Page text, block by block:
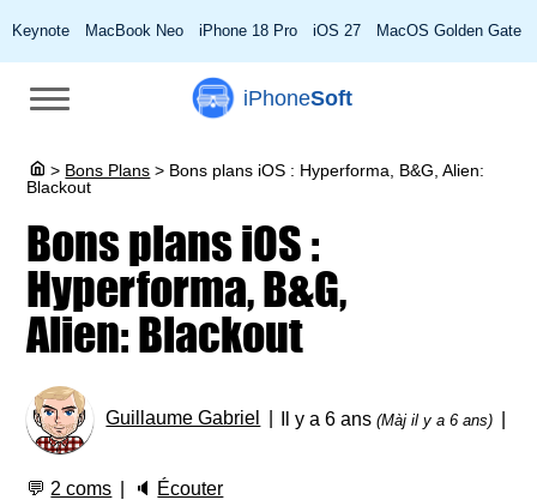
Keynote MacBook Neo iPhone 18 Pro iOS 27 MacOS Golden Gate
iPhoneSoft
> Bons Plans > Bons plans iOS : Hyperforma, B&G, Alien:
Blackout
Bons plans iOS :
Hyperforma, B&G,
Alien: Blackout
Guillaume Gabriel Il y a 6 ans(Màj il y a 6 ans)
💬 2 coms 🔈 Écouter